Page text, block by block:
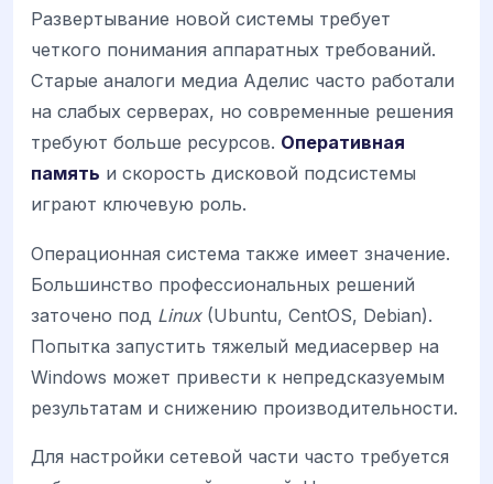
Развертывание новой системы требует
четкого понимания аппаратных требований.
Старые аналоги медиа Аделис часто работали
на слабых серверах, но современные решения
требуют больше ресурсов. Оперативная
память и скорость дисковой подсистемы
играют ключевую роль.
Операционная система также имеет значение.
Большинство профессиональных решений
заточено под Linux(Ubuntu, CentOS, Debian).
Попытка запустить тяжелый медиасервер на
Windows может привести к непредсказуемым
результатам и снижению производительности.
Для настройки сетевой части часто требуется